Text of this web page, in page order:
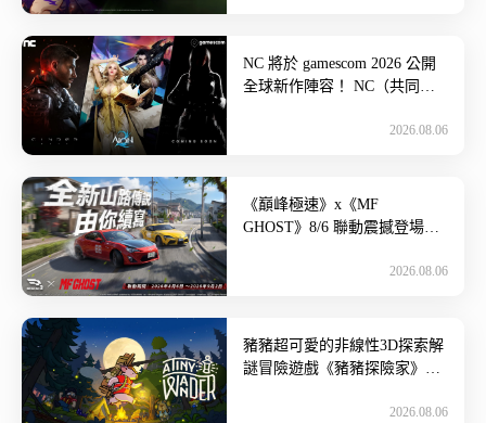
NC 將於 gamescom 2026 公開
全球新作陣容！ NC（共同代
2026.08.06
《巔峰極速》x《MF
GHOST》8/6 聯動震撼登場！
真競速賽車遊戲《巔峰極 […]
2026.08.06
豬豬超可愛的非線性3D探索解
謎冒險遊戲《豬豬探險家》推
序章！手提燈籠奔走於夜色，
2026.08.06